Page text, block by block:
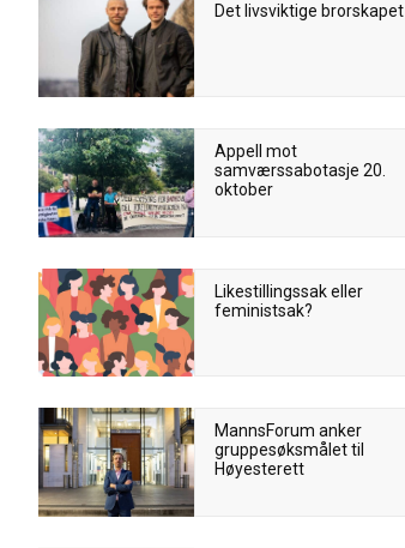
Det livsviktige brorskapet
Appell mot
samværssabotasje 20.
oktober
Likestillingssak eller
feministsak?
MannsForum anker
gruppesøksmålet til
Høyesterett